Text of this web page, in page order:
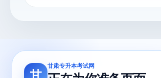
甘
甘肃专升本考试网